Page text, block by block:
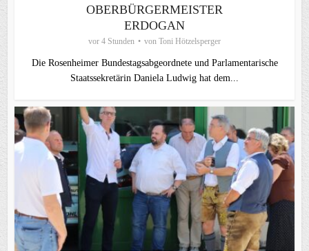
OBERBÜRGERMEISTER
ERDOGAN
vor 4 Stunden von Toni Hötzelsperger
Die Rosenheimer Bundestagsabgeordnete und Parlamentarische
Staatssekretärin Daniela Ludwig hat dem...